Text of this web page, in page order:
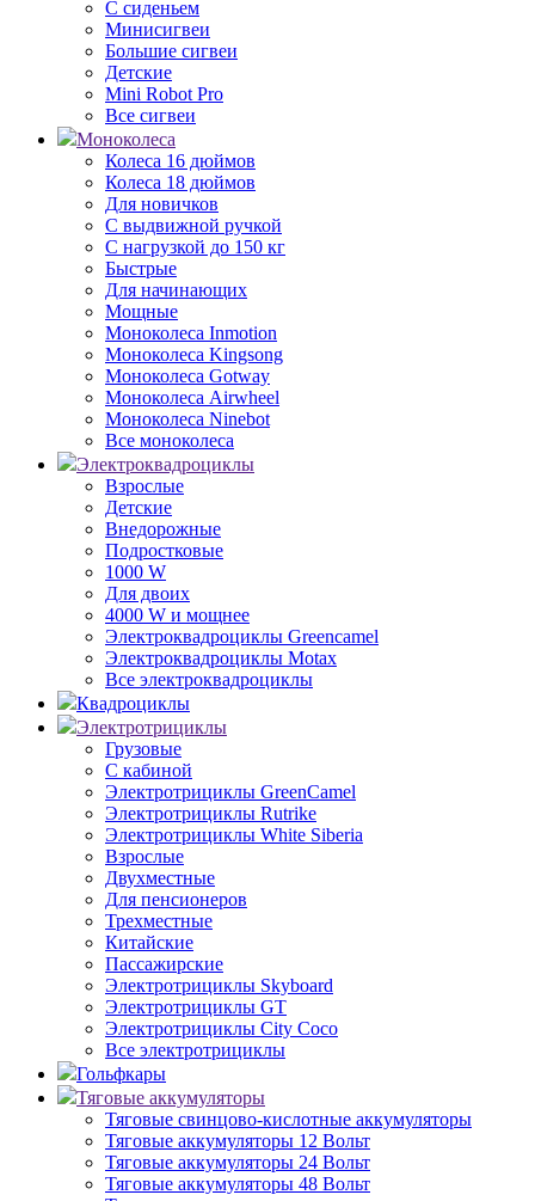
С сиденьем
Минисигвеи
Большие сигвеи
Детские
Mini Robot Pro
Все сигвеи
Моноколеса
Колеса 16 дюймов
Колеса 18 дюймов
Для новичков
С выдвижной ручкой
С нагрузкой до 150 кг
Быстрые
Для начинающих
Мощные
Моноколеса Inmotion
Моноколеса Kingsong
Моноколеса Gotway
Моноколеса Airwheel
Моноколеса Ninebot
Все моноколеса
Электроквадроциклы
Взрослые
Детские
Внедорожные
Подростковые
1000 W
Для двоих
4000 W и мощнее
Электроквадроциклы Greencamel
Электроквадроциклы Motax
Все электроквадроциклы
Квадроциклы
Электротрициклы
Грузовые
С кабиной
Электротрициклы GreenCamel
Электротрициклы Rutrike
Электротрициклы White Siberia
Взрослые
Двухместные
Для пенсионеров
Трехместные
Китайские
Пассажирские
Электротрициклы Skyboard
Электротрициклы GT
Электротрициклы City Coco
Все электротрициклы
Гольфкары
Тяговые аккумуляторы
Тяговые свинцово-кислотные аккумуляторы
Тяговые аккумуляторы 12 Вольт
Тяговые аккумуляторы 24 Вольт
Тяговые аккумуляторы 48 Вольт